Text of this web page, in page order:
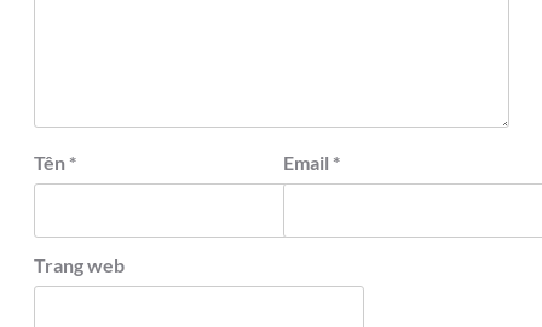
Tên * Email *
Trang web